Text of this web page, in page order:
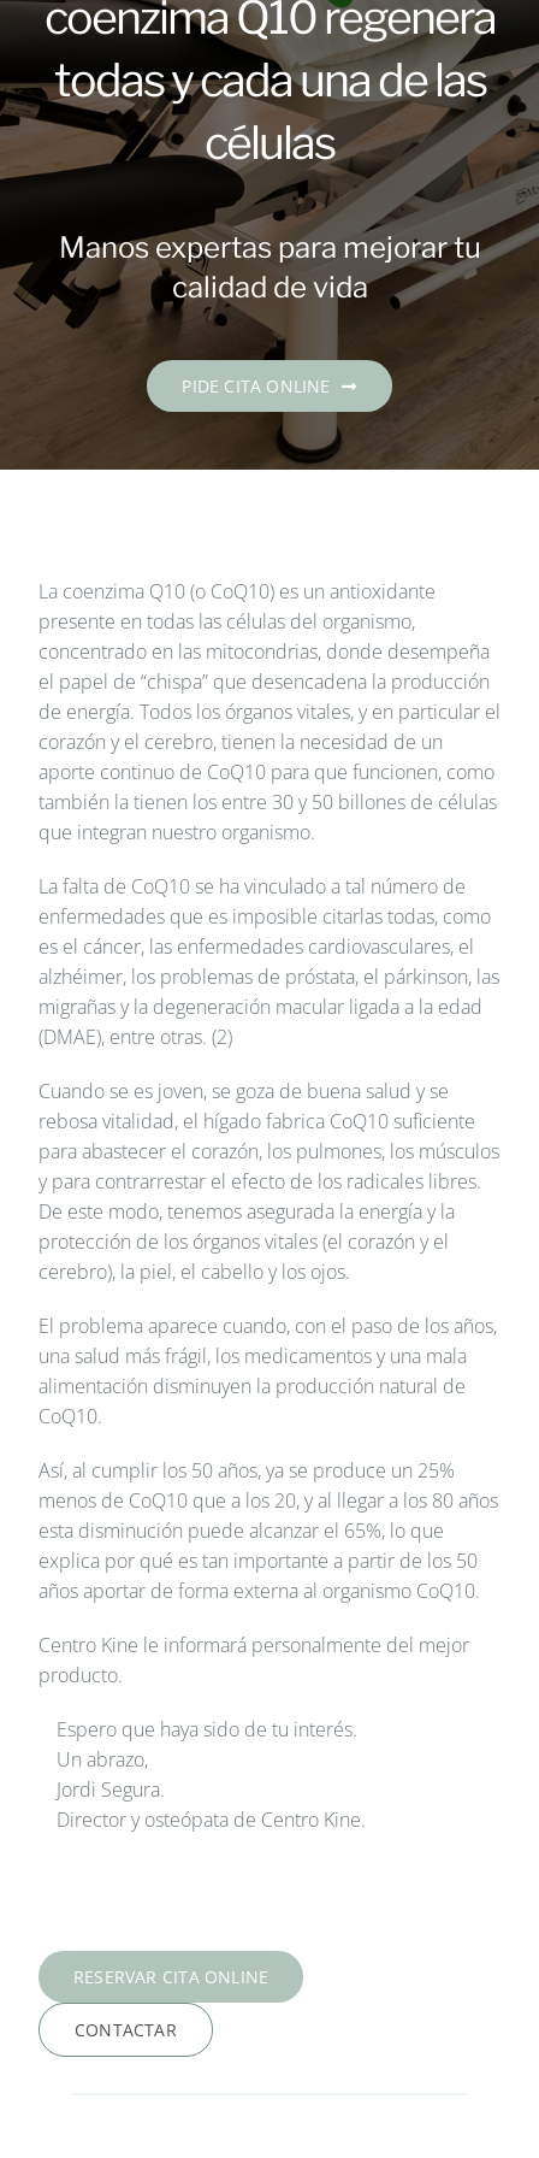
Contacto
PIDE CITA
Español
coenzima Q10 regenera
todas y cada una de las
células
Manos expertas para mejorar tu
calidad de vida
PIDE CITA ONLINE
La coenzima Q10 (o CoQ10) es un antioxidante
presente en todas las células del organismo,
concentrado en las mitocondrias, donde desempeña
el papel de “chispa” que desencadena la producción
de energía. Todos los órganos vitales, y en particular el
corazón y el cerebro, tienen la necesidad de un
aporte continuo de CoQ10 para que funcionen, como
también la tienen los entre 30 y 50 billones de células
que integran nuestro organismo.
La falta de CoQ10 se ha vinculado a tal número de
enfermedades que es imposible citarlas todas, como
es el cáncer, las enfermedades cardiovasculares, el
alzhéimer, los problemas de próstata, el párkinson, las
migrañas y la degeneración macular ligada a la edad
(DMAE), entre otras. (2)
Cuando se es joven, se goza de buena salud y se
rebosa vitalidad, el hígado fabrica CoQ10 suficiente
para abastecer el corazón, los pulmones, los músculos
y para contrarrestar el efecto de los radicales libres.
De este modo, tenemos asegurada la energía y la
protección de los órganos vitales (el corazón y el
cerebro), la piel, el cabello y los ojos.
El problema aparece cuando, con el paso de los años,
una salud más frágil, los medicamentos y una mala
alimentación disminuyen la producción natural de
CoQ10.
Así, al cumplir los 50 años, ya se produce un 25%
menos de CoQ10 que a los 20, y al llegar a los 80 años
esta disminución puede alcanzar el 65%, lo que
explica por qué es tan importante a partir de los 50
años aportar de forma externa al organismo CoQ10.
Centro Kine le informará personalmente del mejor
producto.
Espero que haya sido de tu interés.
Un abrazo,
Jordi Segura.
Director y osteópata de Centro Kine.
RESERVAR CITA ONLINE
CONTACTAR